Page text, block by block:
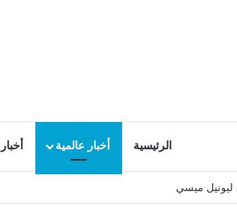
الرئيسية أخبار عالمية
ليونيل ميسي